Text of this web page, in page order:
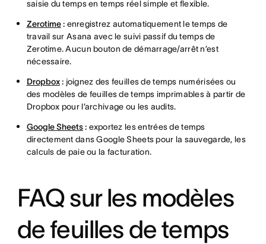
saisie du temps en temps réel simple et flexible.
Zerotime: enregistrez automatiquement le temps de
travail sur Asana avec le suivi passif du temps de
Zerotime. Aucun bouton de démarrage/arrêt n’est
nécessaire.
Dropbox: joignez des feuilles de temps numérisées ou
des modèles de feuilles de temps imprimables à partir de
Dropbox pour l’archivage ou les audits.
Google Sheets: exportez les entrées de temps
directement dans Google Sheets pour la sauvegarde, les
calculs de paie ou la facturation.
FAQ sur les modèles
de feuilles de temps